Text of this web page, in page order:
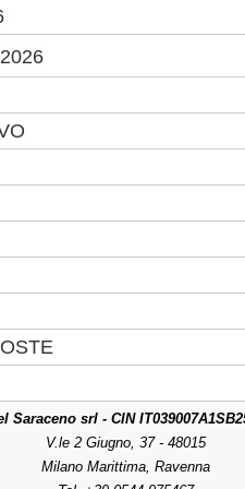
Saraceno srl - CIN
V.le 2 Giugno, 37 - 48015
Milano Marittima, Ravenna